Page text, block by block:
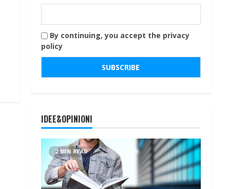
By continuing, you accept the privacy
policy
IDEE&OPINIONI
2 MIN READ